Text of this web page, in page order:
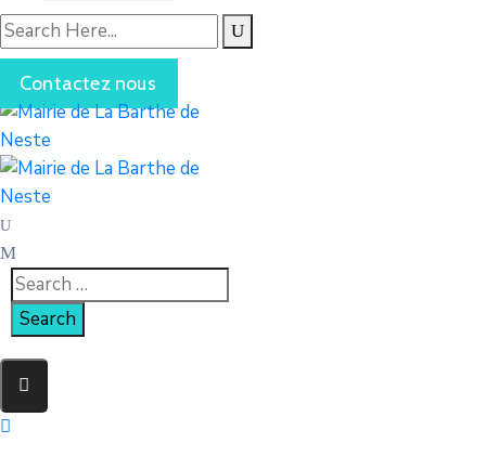
Contactez nous